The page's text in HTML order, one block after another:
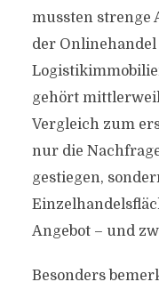
mussten strenge
der
gehört
Vergleich zum
nur die
gestiegen,
Angebot – und
Besonders